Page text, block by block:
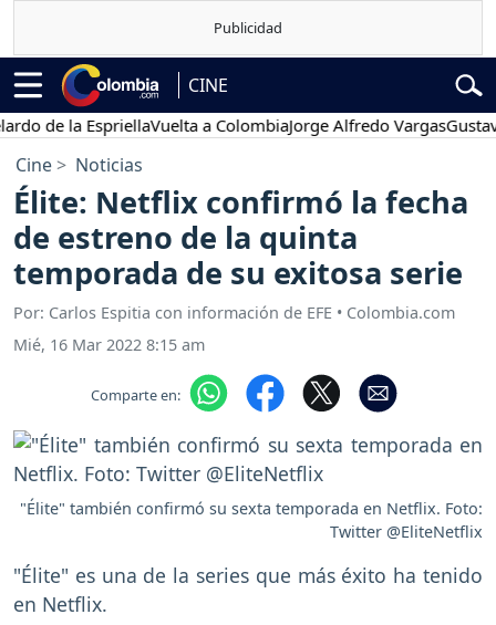
CINE
la EspriellaVuelta a ColombiaJorge Alfredo VargasGustavo
Cine Noticias
Élite: Netflix confirmó la fecha
de estreno de la quinta
temporada de su exitosa serie
Por: Carlos Espitia con información de EFE • Colombia.com
Mié, 16 Mar 2022 8:15 am
Comparte en:
"Élite" también confirmó su sexta temporada en Netflix. Foto:
Twitter @EliteNetflix
"Élite" es una de la series que más éxito ha tenido
en Netflix.